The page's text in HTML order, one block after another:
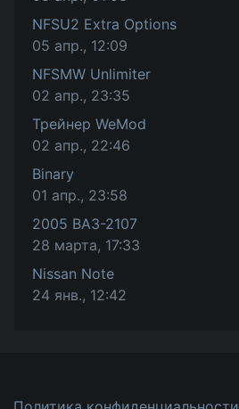
NFSU2 Extra Options
05 апр., 12:09
NFSMW Unlimiter
02 апр., 23:35
Трейнер WeMod
02 апр., 22:46
Binary
01 апр., 23:58
2005 ВАЗ-2107
28 марта, 17:33
Nissan Note
24 янв., 12:42